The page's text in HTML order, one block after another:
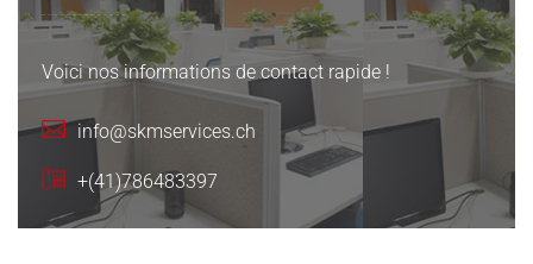
Voici nos informations de contact rapide !
info@skmservices.ch
+(41)786483397